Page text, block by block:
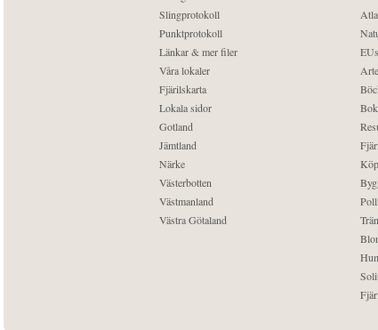
Slingprotokoll
Punktprotokoll
Länkar & mer filer
Våra lokaler
Fjärilskarta
Lokala sidor
Gotland
Jämtland
Närke
Västerbotten
Västmanland
Västra Götaland